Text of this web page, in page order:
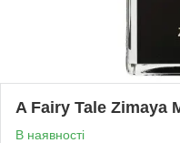
A Fairy Tale Zimaya
В наявності